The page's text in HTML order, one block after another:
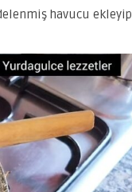
havucu ekleyip